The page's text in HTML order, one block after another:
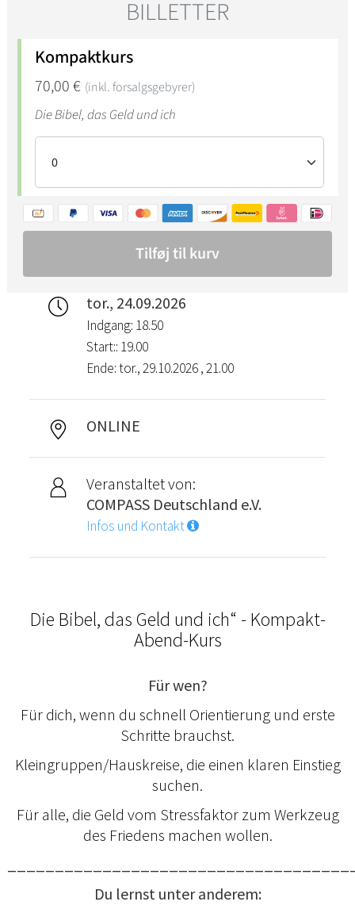
tor., 24.09.2026
Indgang: 18.50
Start:: 19.00
Ende: tor., 29.10.2026 , 21.00
ONLINE
Veranstaltet von:
COMPASS Deutschland e.V.
Infos und Kontakt
Die Bibel, das Geld und ich“ - Kompakt-
Abend-Kurs
Für wen?
Für dich, wenn du schnell Orientierung und erste
Schritte brauchst.
Kleingruppen/Hauskreise, die einen klaren Einstieg
suchen.
Für alle, die Geld vom Stressfaktor zum Werkzeug
des Friedens machen wollen.
Du lernst unter anderem: